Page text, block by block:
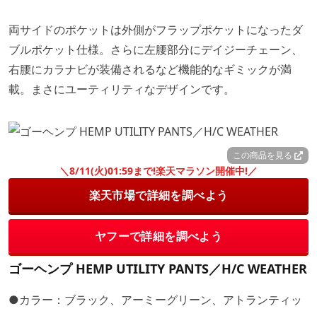
両サイドのポケットは外側がフラップポケットになったダ
ブルポケット仕様。さらに左腰部分にデイジーチェーン、
右腰にカラナビが装備されるなど機能的なギミックが満
載。まさにユーティリティなデザインです。
この商品を見る
＼8/11(火)01:59まで!楽天マラソン開催中!／
楽天市場で詳細を調べよう
ヤフーで詳細を調べよう
ゴーヘンプ HEMP UTILITY PANTS／H/C WEATHER
●カラー：ブラック、アーミーグリーン、アトランティッ